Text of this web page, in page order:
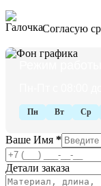
Ваше Имя *
Детали заказа
Согласую
Пн Вт Ср